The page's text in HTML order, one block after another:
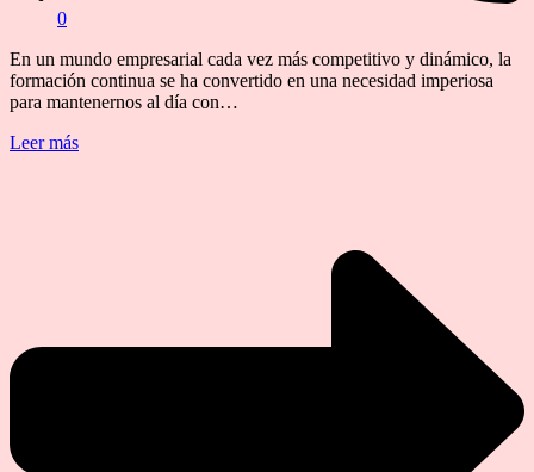
0
En un mundo empresarial cada vez más competitivo y dinámico, la
formación continua se ha convertido en una necesidad imperiosa
para mantenernos al día con…
Leer más